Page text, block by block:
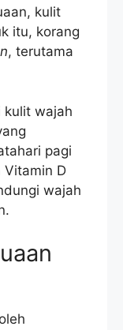
kulit
itu, korang
, terutama
kulit wajah
pagi
Vitamin D
wajah